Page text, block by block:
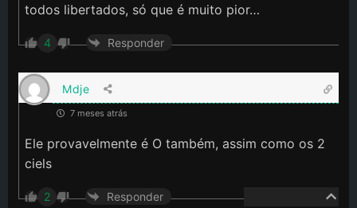
todos libertados, só que é muito pior…
4 Responder
Mdje
7 meses atrás
Ele provavelmente é O também, assim como os 2
ciels
2 Responder